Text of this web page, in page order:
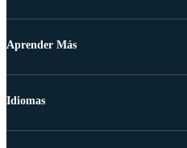
Aprender Más
Idiomas